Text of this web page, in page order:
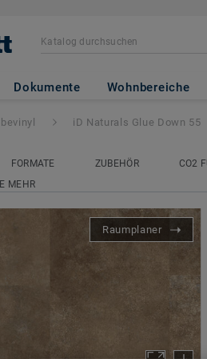
Dokumente Wohnbereiche
Glue Down 55
iD Naturals Glue Down 55
FORMATE ZUBEHÖR CO2
MEHR
Raumplaner